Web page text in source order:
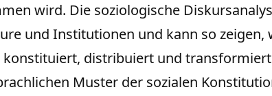
wird. Die soziologische
und Institutionen und kann so zeigen,
distribuiert und
Muster der sozialen